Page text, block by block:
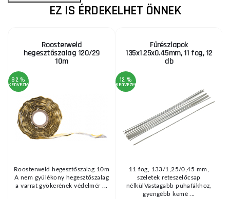
EZ IS ÉRDEKELHET ÖNNEK
Roosterweld
hegesztőszalag 120/29
10m
82 %
KEDVEZMÉNY
Roosterweld hegesztőszalag 10m
A nem gyúlékony hegesztőszalag
a varrat gyökerének védelmér ...
Fűrészlapok
135x1.25x0.45mm, 11 fog, 12
db
12 %
KEDVEZMÉNY
11 fog, 133/1,25/0,45 mm,
szeletek reteszelőcsap
nélkülVastagabb puhafákhoz,
gyengébb kemé ...